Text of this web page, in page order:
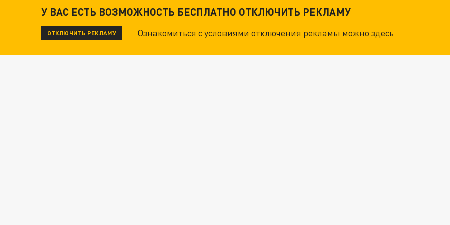
У ВАС ЕСТЬ ВОЗМОЖНОСТЬ БЕСПЛАТНО ОТКЛЮЧИТЬ РЕКЛАМУ
ОТКЛЮЧИТЬ РЕКЛАМУ Ознакомиться с условиями отключения рекламы можноздесь